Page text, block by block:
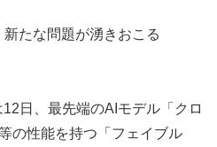
たな問題が湧きおこる
日、最先端のAIモデル「クロ
の性能を持つ「フェイブル